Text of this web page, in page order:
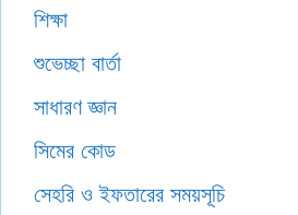
শিক্ষা
শুভেচ্ছা বার্তা
সাধারণ জ্ঞান
সিমের কোড
সেহরি ও ইফতারের সময়সূচি